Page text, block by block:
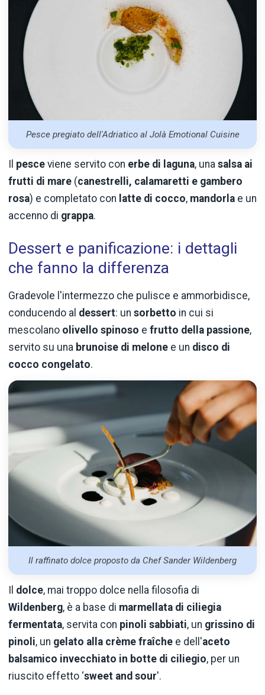
Pesce pregiato dell'Adriatico al Jolà Emotional Cuisine
pesce viene servito con erbe di laguna, una salsa ai
frutti di mare (canestrelli, calamaretti e gambero
rosa) e completato con latte di cocco, mandorla e un
accenno di grappa.
Dessert e panificazione: i dettagli
che fanno la differenza
Gradevole l'intermezzo che pulisce e ammorbidisce,
conducendo al dessert: un sorbetto in cui si
mescolano olivello spinoso e frutto della passione,
servito su una brunoise di melone e un disco di
cocco congelato.
Il raffinato dolce proposto da Chef Sander Wildenberg
dolce, mai troppo dolce nella filosofia di
Wildenberg, è a base di marmellata di ciliegia
fermentata, servita con pinoli sabbiati, un grissino di
pinoli, un gelato alla crème fraîche e dell'aceto
balsamico invecchiato in botte di ciliegio, per un
riuscito effetto ‘sweet and sour'.